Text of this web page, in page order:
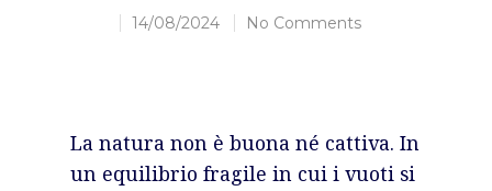
14/08/2024 No Comments
La natura non è buona né cattiva. In
un equilibrio fragile in cui i vuoti si